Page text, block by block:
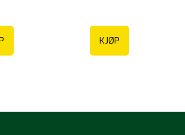
KJØP